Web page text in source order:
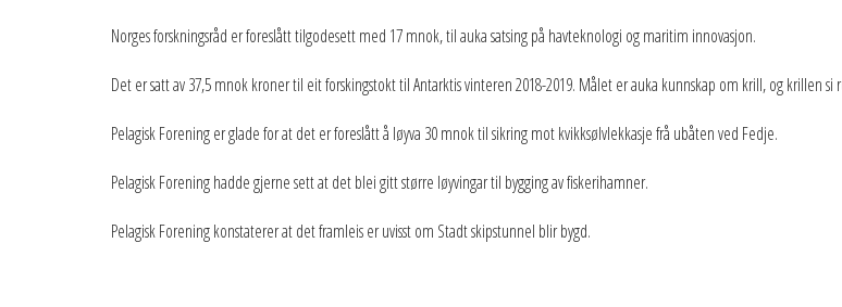
Norges forskningsråd er foreslått tilgodesett med 17 mnok, til auka satsing på havteknologi og maritim innovasjon.
Det er satt av 37,5 mnok kroner til eit forskingstokt til Antarktis vinteren 2018-2019. Målet er auka kunnskap om krill, og krillen si
Pelagisk Forening er glade for at det er foreslått å løyva 30 mnok til sikring mot kvikksølvlekkasje frå ubåten ved Fedje.
Pelagisk Forening hadde gjerne sett at det blei gitt større løyvingar til bygging av fiskerihamner.
Pelagisk Forening konstaterer at det framleis er uvisst om Stadt skipstunnel blir bygd.